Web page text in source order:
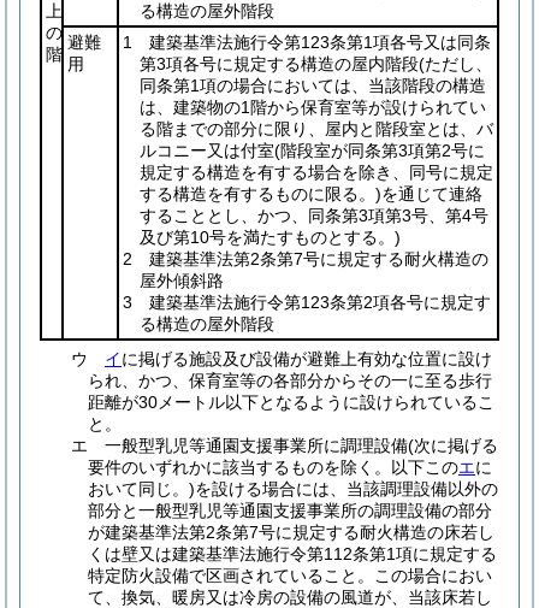
上
の
階
る構造の屋外階段
避難
用
1 建築基準法施行令第123条第1項各号又は同条
第3項各号に規定する構造の屋内階段(ただし、
同条第1項の場合においては、当該階段の構造
は、建築物の1階から保育室等が設けられてい
る階までの部分に限り、屋内と階段室とは、バ
ルコニー又は付室(階段室が同条第3項第2号に
規定する構造を有する場合を除き、同号に規定
する構造を有するものに限る。)を通じて連絡
することとし、かつ、同条第3項第3号、第4号
及び第10号を満たすものとする。)
2 建築基準法第2条第7号に規定する耐火構造の
屋外傾斜路
3 建築基準法施行令第123条第2項各号に規定す
る構造の屋外階段
ウ
イに掲げる施設及び設備が避難上有効な位置に設け
られ、かつ、保育室等の各部分からその一に至る歩行
距離が30メートル以下となるように設けられているこ
と。
エ
一般型乳児等通園支援事業所に調理設備(次に掲げる
要件のいずれかに該当するものを除く。以下このエに
おいて同じ。)を設ける場合には、当該調理設備以外の
部分と一般型乳児等通園支援事業所の調理設備の部分
が建築基準法第2条第7号に規定する耐火構造の床若し
くは壁又は建築基準法施行令第112条第1項に規定する
特定防火設備で区画されていること。
この場合におい
て、換気、暖房又は冷房の設備の風道が、当該床若し